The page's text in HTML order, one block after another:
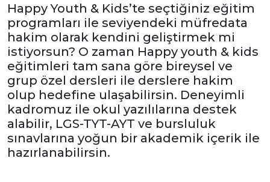
Happy Youth & Kids’te seçtiğiniz eğitim
programları ile seviyendeki müfredata
hakim olarak kendini geliştirmek mi
istiyorsun? O zaman Happy youth & kids
eğitimleri tam sana göre bireysel ve
grup özel dersleri ile derslere hakim
olup hedefine ulaşabilirsin. Deneyimli
kadromuz ile okul yazılılarına destek
alabilir, LGS-TYT-AYT ve bursluluk
sınavlarına yoğun bir akademik içerik ile
hazırlanabilirsin.